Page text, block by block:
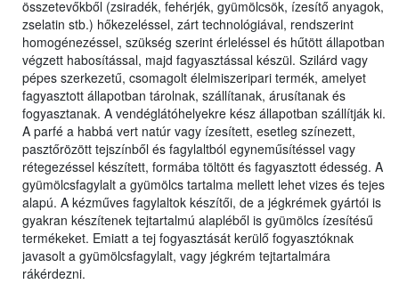
összetevőkből (zsiradék, fehérjék, gyümölcsök, ízesítő anyagok,
zselatin stb.) hőkezeléssel, zárt technológiával, rendszerint
homogénezéssel, szükség szerint érleléssel és hűtött állapotban
végzett habosítással, majd fagyasztással készül. Szilárd vagy
pépes szerkezetű, csomagolt élelmiszeripari termék, amelyet
fagyasztott állapotban tárolnak, szállítanak, árusítanak és
fogyasztanak. A vendéglátóhelyekre kész állapotban szállítják ki.
A parfé a habbá vert natúr vagy ízesített, esetleg színezett,
pasztőrözött tejszínből és fagylaltból egyneműsítéssel vagy
rétegezéssel készített, formába töltött és fagyasztott édesség. A
gyümölcsfagylalt a gyümölcs tartalma mellett lehet vizes és tejes
alapú. A kézműves fagylaltok készítői, de a jégkrémek gyártói is
gyakran készítenek tejtartalmú alapléből is gyümölcs ízesítésű
termékeket. Emiatt a tej fogyasztását kerülő fogyasztóknak
javasolt a gyümölcsfagylalt, vagy jégkrém tejtartalmára
rákérdezni.